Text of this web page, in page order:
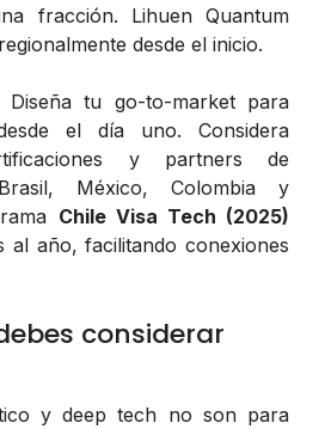
fracción. Lihuen Quantum
desde el inicio.
Diseña tu go-to-market para
el día uno. Considera
y partners de
México, Colombia y
Chile Visa Tech (2025)
al año, facilitando conexiones
considerar
y deep tech no son para